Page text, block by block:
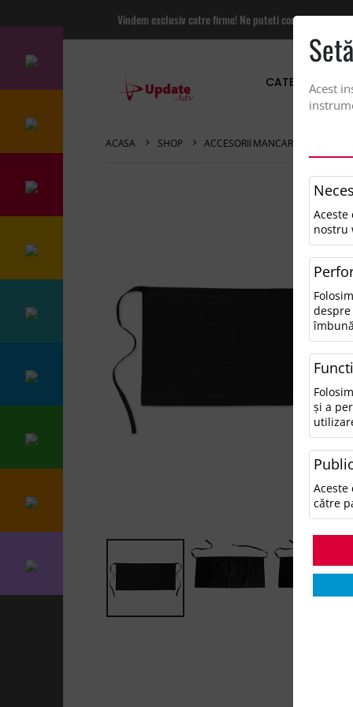
Vindem exclusiv catre firme! Ne puteti contacta
CATEGORII
ACASA SHOP ACCESORII MANCARE SI BAUTURA
Acest
nostru
și a
către